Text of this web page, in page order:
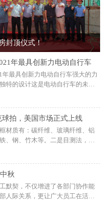
封顶仪式！
年最具创新力电动自行车
年最具创新力电动自行车强大的力
特的设计这是电动自行车的未
与芳纶纤维高端碳纤维自行车备
拍，美国市场正式上线
材质有：碳纤维、玻璃纤维、铝
、钢、竹木等。二是目测法，看
有黑层，是否有微锯齿状，芳纶
秋
默契，不仅增进了各部门协作能
人际关系，更让广大员工在活动
增添了节日的乐趣，受到公司员